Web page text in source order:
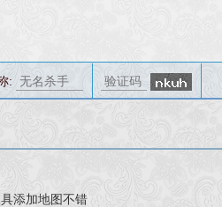
明
2.0 版 使用说明
:
添加地图不错